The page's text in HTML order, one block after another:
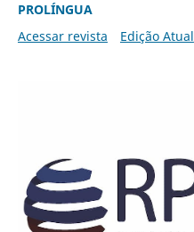
PROLÍNGUA
Acessar revista
Edição Atual